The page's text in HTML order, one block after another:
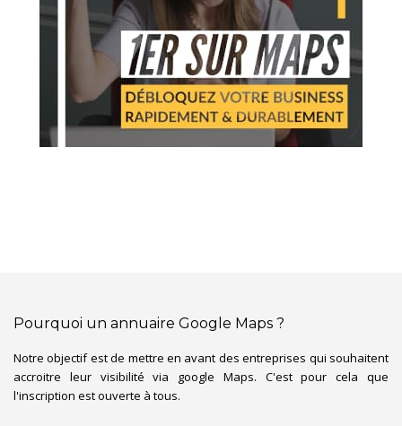
Pourquoi un annuaire Google Maps ?
Notre objectif est de mettre en avant des entreprises qui souhaitent
accroitre leur visibilité via google Maps. C'est pour cela que
l'inscription est ouverte à tous.